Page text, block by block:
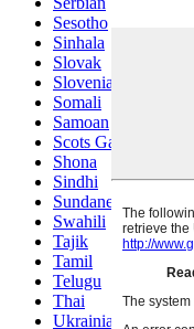
Sesotho
Sinhala
Slovak
Slovenian
Somali
Samoan
Scots Gaelic
Shona
Sindhi
Sundanese
Swahili
Tajik
Tamil
Telugu
Thai
Ukrainian